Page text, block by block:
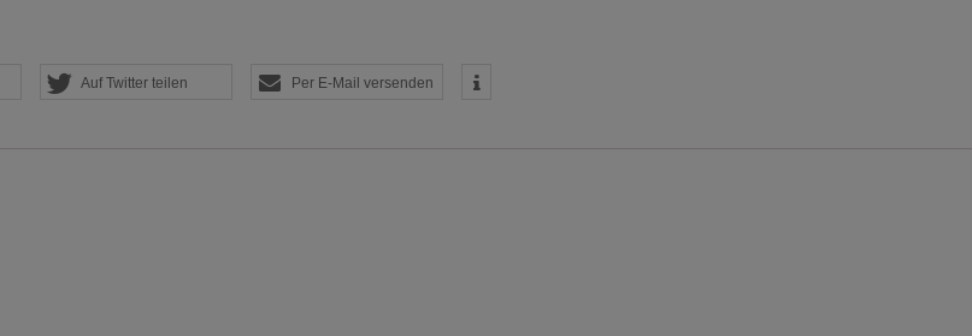
Auf Twitter teilen Per E-Mail versenden